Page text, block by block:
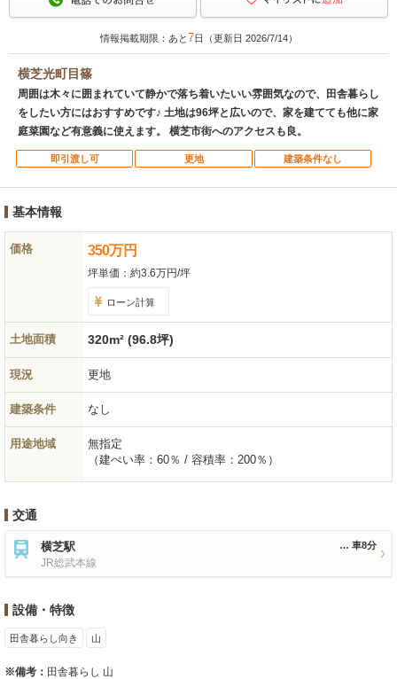
情報掲載期限：あと7日（更新日 2026/7/14）
横芝光町目篠
周囲は木々に囲まれていて静かで落ち着いたいい雰囲気なので、田舎暮らし
をしたい方にはおすすめです♪ 土地は96坪と広いので、家を建てても他に家
庭菜園など有意義に使えます。 横芝市街へのアクセスも良。
即引渡し可 更地 建築条件なし
基本情報
価格 350万円
坪単価： 約3.6万円/坪
ローン計算
土地面積 320m² (96.8坪)
現況 更地
建築条件 なし
用途地域
無指定
（建ぺい率：60％ / 容積率：200％）
交通
横芝駅
JR総武本線
車8分
設備・特徴
田舎暮らし向き 山
※備考： 田舎暮らし 山